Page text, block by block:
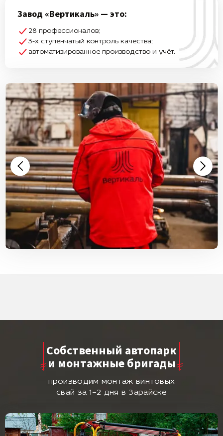
Завод «Вертикаль» — это:
28 профессионалов;
3-х ступенчатый контроль качества;
автоматизированное производство и учёт.
Собственный автопарк
и монтажные бригады
производим монтаж винтовых
свай за 1–2 дня в Зарайске